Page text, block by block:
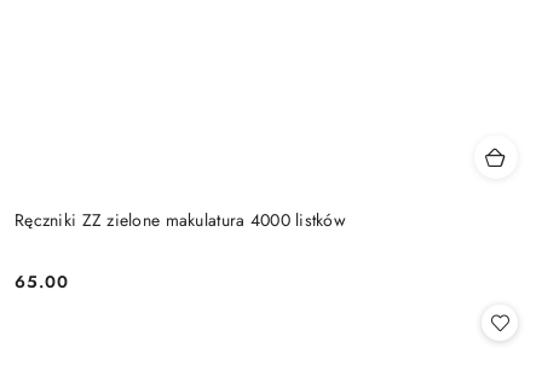
Ręczniki ZZ zielone makulatura 4000 listków
Cena:
65.00